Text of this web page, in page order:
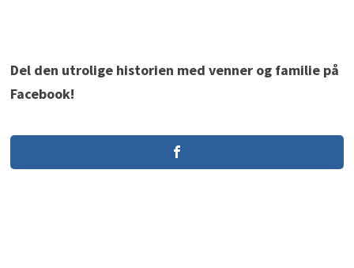
Del den utrolige historien med venner og familie på
Facebook!